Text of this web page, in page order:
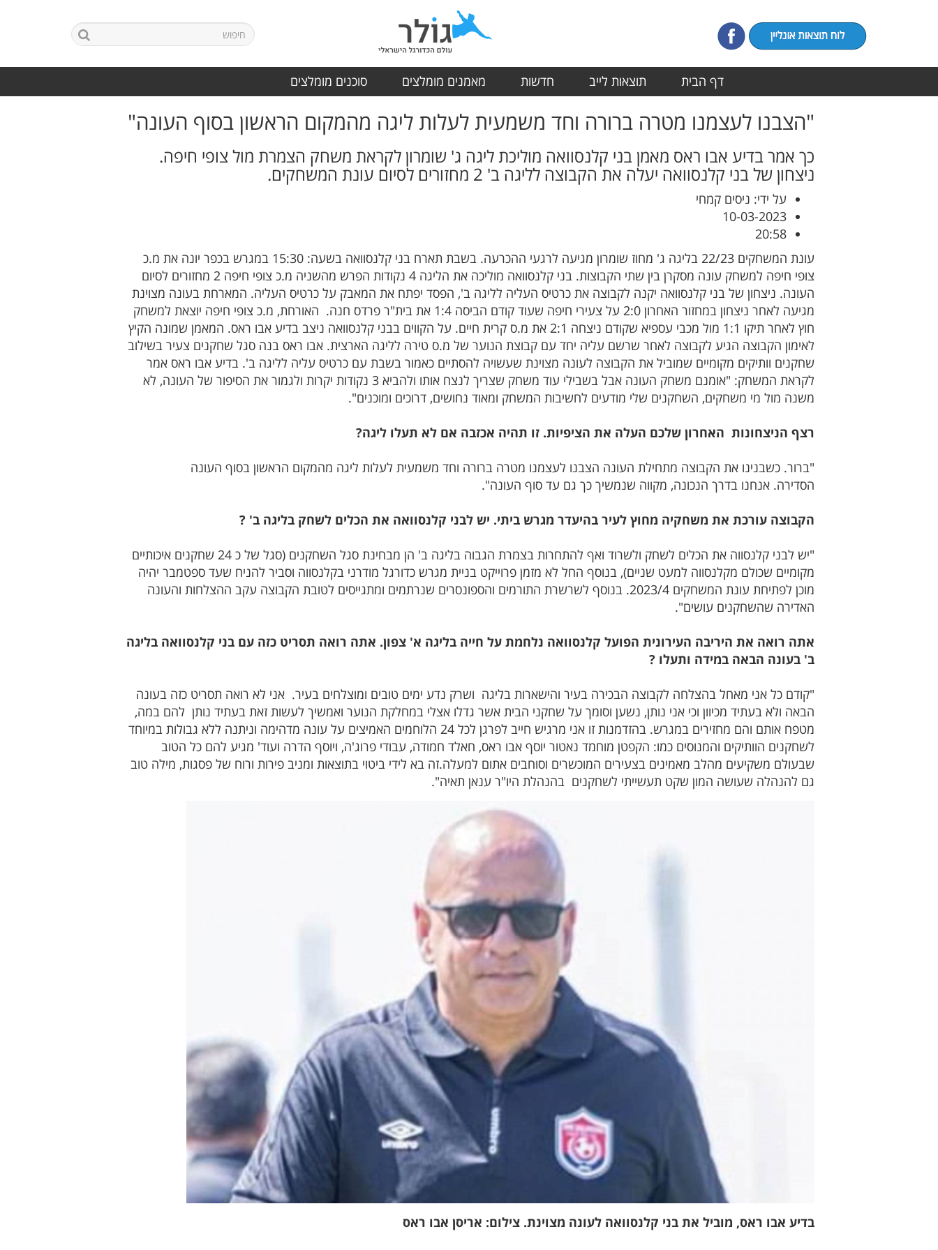
דף הבית תוצאות לייב חדשות מאמנים מומלצים סוכנים מומלצים
"הצבנו לעצמנו מטרה ברורה וחד משמעית לעלות ליגה מהמקום הראשון בסוף העונה"
כך אמר בדיע אבו ראס מאמן בני קלנסוואה מוליכת ליגה ג' שומרון לקראת משחק הצמרת מול צופי חיפה.
ניצחון של בני קלנסוואה יעלה את הקבוצה לליגה ב' 2 מחזורים לסיום עונת המשחקים.
על ידי: ניסים קמחי
10-03-2023
20:58
עונת המשחקים 22/23 בליגה ג' מחוז שומרון מגיעה לרגעי ההכרעה. בשבת תארח בני קלנסוואה בשעה: 15:30 במגרש בכפר יונה את מ.כ
צופי חיפה למשחק עונה מסקרן בין שתי הקבוצות. בני קלנסוואה מוליכה את הליגה 4 נקודות הפרש מהשניה מ.כ צופי חיפה 2 מחזורים לסיום
העונה. ניצחון של בני קלנסוואה יקנה לקבוצה את כרטיס העליה לליגה ב', הפסד יפתח את המאבק על כרטיס העליה. המארחת בעונה מצוינת
מגיעה לאחר ניצחון במחזור האחרון 2:0 על צעירי חיפה שעוד קודם הביסה 1:4 את בית"ר פרדס חנה. האורחת, מ.כ צופי חיפה יוצאת למשחק
חוץ לאחר תיקו 1:1 מול מכבי עספיא שקודם ניצחה 2:1 את מ.ס קרית חיים. על הקווים בבני קלנסוואה ניצב בדיע אבו ראס. המאמן שמונה הקיץ
לאימון הקבוצה הגיע לקבוצה לאחר שרשם עליה יחד עם קבוצת הנוער של מ.ס טירה לליגה הארצית. אבו ראס בנה סגל שחקנים צעיר בשילוב
שחקנים וותיקים מקומיים שמוביל את הקבוצה לעונה מצוינת שעשויה להסתיים כאמור בשבת עם כרטיס עליה לליגה ב'. בדיע אבו ראס אמר
לקראת המשחק: "אומנם משחק העונה אבל בשבילי עוד משחק שצריך לנצח אותו ולהביא 3 נקודות יקרות ולגמור את הסיפור של העונה, לא
משנה מול מי משחקים, השחקנים שלי מודעים לחשיבות המשחק ומאוד נחושים, דרוכים ומוכנים".
רצף הניצחונות האחרון שלכם העלה את הציפיות. זו תהיה אכזבה אם לא תעלו ליגה?
"ברור. כשבנינו את הקבוצה מתחילת העונה הצבנו לעצמנו מטרה ברורה וחד משמעית לעלות ליגה מהמקום הראשון בסוף העונה
הסדירה. אנחנו בדרך הנכונה, מקווה שנמשיך כך גם עד סוף העונה".
הקבוצה עורכת את משחקיה מחוץ לעיר בהיעדר מגרש ביתי. יש לבני קלנסוואה את הכלים לשחק בליגה ב' ?
"יש לבני קלנסווה את הכלים לשחק ולשרוד ואף להתחרות בצמרת הגבוה בליגה ב' הן מבחינת סגל השחקנים (סגל של כ 24 שחקנים איכותיים
מקומיים שכולם מקלנסווה למעט שניים), בנוסף החל לא מזמן פרוייקט בניית מגרש כדורגל מודרני בקלנסווה וסביר להניח שעד ספטמבר יהיה
מוכן לפתיחת עונת המשחקים 2023/4. בנוסף לשרשרת התורמים והספונסרים שנרתמים ומתגייסים לטובת הקבוצה עקב ההצלחות והעונה
האדירה שהשחקנים עושים".
אתה רואה את היריבה העירונית הפועל קלנסוואה נלחמת על חייה בליגה א' צפון. אתה רואה תסריט כזה עם בני קלנסוואה בליגה
ב' בעונה הבאה במידה ותעלו ?
"קודם כל אני מאחל בהצלחה לקבוצה הבכירה בעיר והישארות בליגה ושרק נדע ימים טובים ומוצלחים בעיר. אני לא רואה תסריט כזה בעונה
הבאה ולא בעתיד מכיוון וכי אני נותן, נשען וסומך על שחקני הבית אשר גדלו אצלי במחלקת הנוער ואמשיך לעשות זאת בעתיד נותן להם במה,
מטפח אותם והם מחזירים במגרש. בהזדמנות זו אני מרגיש חייב לפרגן לכל 24 הלוחמים האמיצים על עונה מדהימה וניתנה ללא גבולות במיוחד
לשחקנים הוותיקים והמנוסים כמו: הקפטן מוחמד נאטור יוסף אבו ראס, חאלד חמודה, עבודי פרוג'ה, ויוסף הדרה ועוד' מגיע להם כל הטוב
שבעולם משקיעים מהלב מאמינים בצעירים המוכשרים וסוחבים אתום למעלה.זה בא לידי ביטוי בתוצאות ומניב פירות ורוח של פסגות, מילה טוב
גם להנהלה שעושה המון שקט תעשייתי לשחקנים בהנהלת היו"ר ענאן תאיה".
בדיע אבו ראס, מוביל את בני קלנסוואה לעונה מצוינת. צילום: אריסן אבו ראס